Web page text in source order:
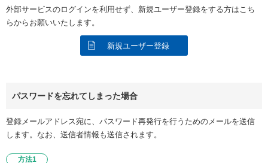
外部サービスのログインを利用せず、新規ユーザー登録をする方はこち
らからお願いいたします。
新規ユーザー登録
パスワードを忘れてしまった場合
登録メールアドレス宛に、パスワード再発行を行うためのメールを送信
します。なお、送信者情報も送信されます。
方法1